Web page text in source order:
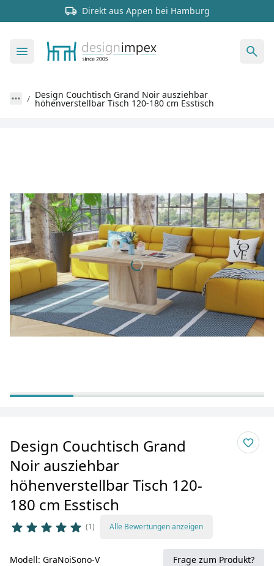
Direkt aus Appen bei Hamburg
Design Couchtisch Grand Noir ausziehbar
höhenverstellbar Tisch 120-180 cm Esstisch
Design Couchtisch Grand
Noir ausziehbar
höhenverstellbar Tisch 120-
180 cm Esstisch
1 Alle Bewertungen anzeigen
Modell: GraNoiSono-V Frage zum Produkt?